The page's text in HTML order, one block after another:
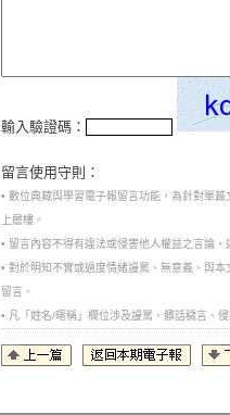
輸入驗證碼：
留言使用守則：
• 數位典藏與學習電子報留言功能，為針對單
上層樓。
• 留言內容不得有違法或侵害他人權益之言論
• 對於明知不實或過度情緒謾罵、無意義、與
留言。
• 凡「姓名/暱稱」欄位涉及謾罵、髒話穢言、